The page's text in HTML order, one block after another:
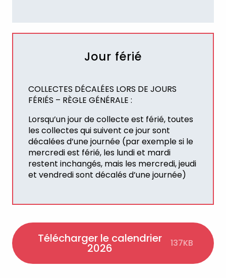
Jour férié
COLLECTES DÉCALÉES LORS DE JOURS
FÉRIÉS – RÈGLE GÉNÉRALE :
Lorsqu’un jour de collecte est férié, toutes
les collectes qui suivent ce jour sont
décalées d’une journée (par exemple si le
mercredi est férié, les lundi et mardi
restent inchangés, mais les mercredi, jeudi
et vendredi sont décalés d’une journée)
Télécharger le calendrier
2026 137KB